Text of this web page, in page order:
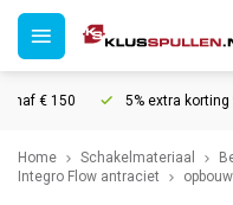
€ 150 5% extra korting
Home Schakelmateriaal
Integro Flow antraciet